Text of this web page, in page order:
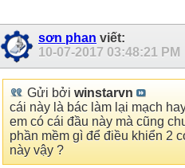
sơn phan viết:
10-07-2017 03:48:21 PM
Gửi bởi winstarvn
cái này là bác làm lại mạch
em có cái đầu này mà cũng
phần mềm gì để điều khiển 2
này vậy ?